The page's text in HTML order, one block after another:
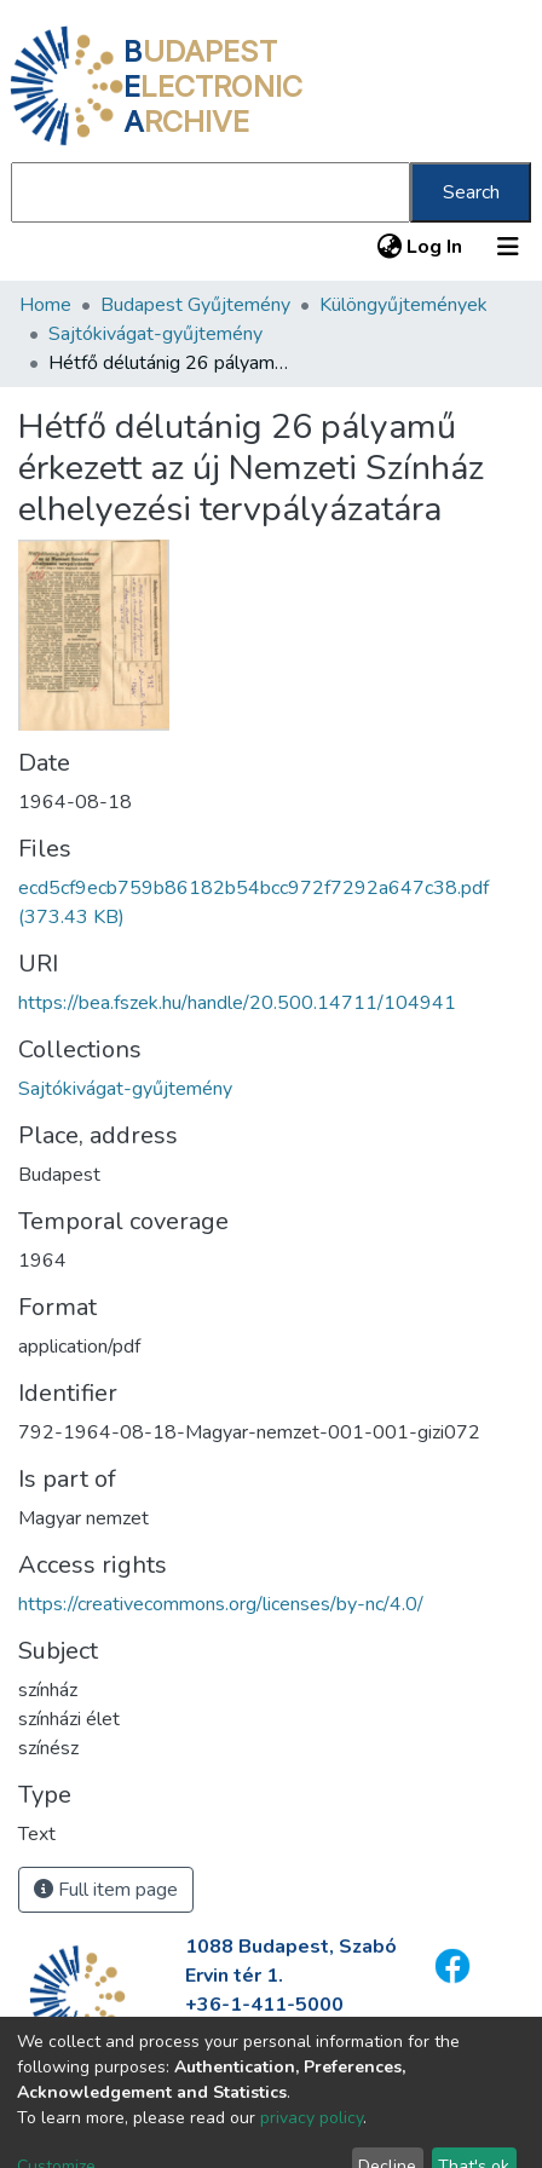
BUDAPEST
ELECTRONIC
ARCHIVE
Search
Log In (current)
Communities & Collections
All of DSpace
About us
Home Budapest Gyűjtemény
Különgyűjtemények
Sajtókivágat-gyűjtemény
Hétfő délutánig 26 pályamű érkezett az új Nemzeti Színház elhelyezési tervpályázatára
Hétfő délutánig 26 pályamű
érkezett az új Nemzeti Színház
elhelyezési tervpályázatára
Date
1964-08-18
Files
ecd5cf9ecb759b86182b54bcc972f7292a647c38.pdf
(373.43 KB)
URI
https://bea.fszek.hu/handle/20.500.14711/104941
Collections
Sajtókivágat-gyűjtemény
Place, address
Budapest
Temporal coverage
1964
Format
application/pdf
Identifier
792-1964-08-18-Magyar-nemzet-001-001-gizi072
Is part of
Magyar nemzet
Access rights
https://creativecommons.org/licenses/by-nc/4.0/
Subject
színház
színházi élet
színész
Type
Text
Full item page
1088 Budapest, Szabó
Ervin tér 1.
+36-1-411-5000
info@fszek.hu
https://fszek.hu
We collect and process your personal information for the
following purposes: Authentication, Preferences,
Acknowledgement and Statistics.
To learn more, please read our privacy policy.